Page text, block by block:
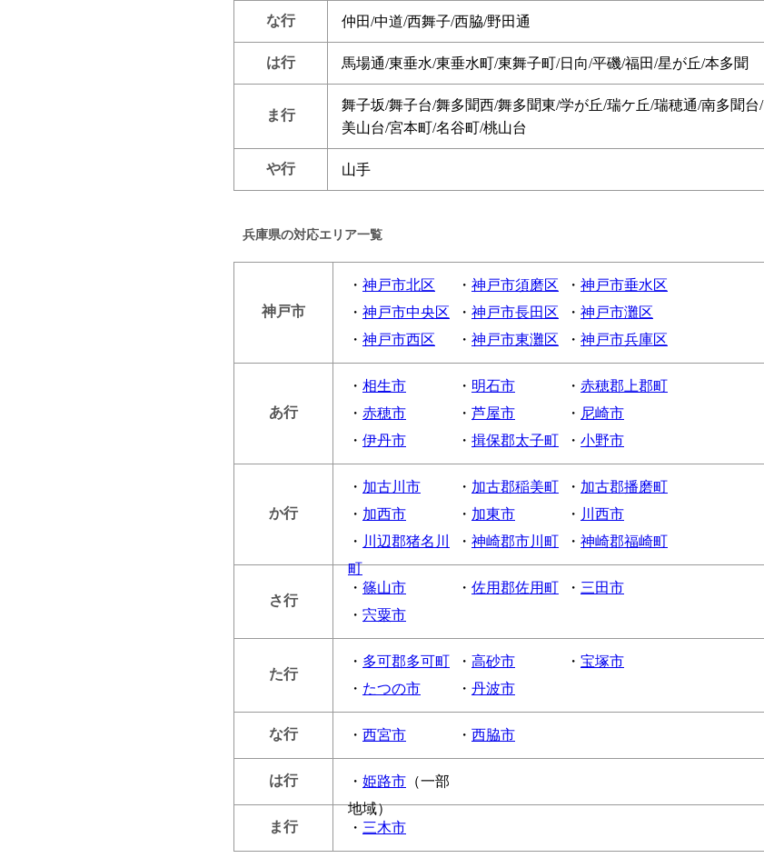
な行 仲田/中道/西舞子/西脇/野田通
は行 馬場通/東垂水/東垂水町/東舞子町/日向/平磯/福田/星が丘/本多聞
ま行
舞子坂/舞子台/舞多聞西/舞多聞東/学が丘/瑞ケ丘/瑞穂通/南多聞台/
美山台/宮本町/名谷町/桃山台
や行 山手
兵庫県の対応エリア一覧
神戸市
・ 神戸市北区 ・ 神戸市須磨区 ・ 神戸市垂水区
・ 神戸市中央区 ・ 神戸市長田区 ・ 神戸市灘区
・ 神戸市西区 ・ 神戸市東灘区 ・ 神戸市兵庫区
あ行
・ 相生市 ・ 明石市 ・ 赤穂郡上郡町
・ 赤穂市 ・ 芦屋市 ・ 尼崎市
・ 伊丹市 ・ 揖保郡太子町 ・ 小野市
か行
・ 加古川市 ・ 加古郡稲美町 ・ 加古郡播磨町
・ 加西市 ・ 加東市 ・ 川西市
・ 川辺郡猪名川
町
・ 神崎郡市川町 ・ 神崎郡福崎町
さ行
・ 篠山市 ・ 佐用郡佐用町 ・ 三田市
・ 宍粟市
た行
・ 多可郡多可町 ・ 高砂市 ・ 宝塚市
・ たつの市 ・ 丹波市
な行 ・ 西宮市 ・ 西脇市
は行 ・ 姫路市 （一部
地域）
ま行
・ 三木市